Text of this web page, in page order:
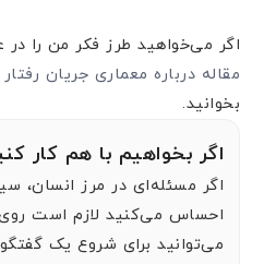
اگر می‌خواهید طرز فکر من را در
مقاله درباره معماری جریان
بخوانید.
اگر بخواهیم با هم کار
اگر مسئله‌ای در مرز انسان،
احساس می‌کنید لازم است
می‌توانید برای شروع یک